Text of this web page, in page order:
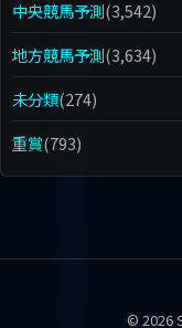
中央競馬予測(3,542)
地方競馬予測(3,634)
未分類(274)
重賞(793)
© 2026